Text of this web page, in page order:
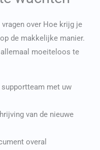
over Hoe krijg je
de makkelijke manier.
moeiteloos te
met uw
van de nieuwe
overal